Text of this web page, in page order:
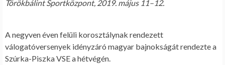
Törökbálint Sportközpont, 2019. május 11–12.
A negyven éven felüli korosztálynak rendezett
válogatóversenyek idényzáró magyar bajnokságát rendezte a
Szúrka-Piszka VSE a hétvégén.